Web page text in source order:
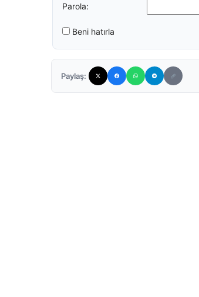
Parola:
Beni hatırla
Paylaş: